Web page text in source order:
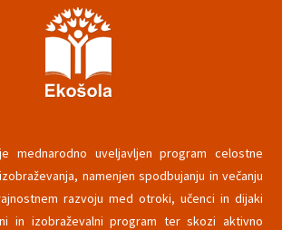
mednarodno uveljavljen program celostne
namenjen spodbujanju in večanju
razvoju med otroki, učenci in dijaki
in izobraževalni program ter skozi aktivno